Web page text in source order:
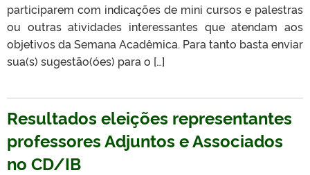
participarem com indicações de mini cursos e palestras
ou outras atividades interessantes que atendam aos
objetivos da Semana Acadêmica. Para tanto basta enviar
sua(s) sugestão(óes) para o […]
Resultados eleições representantes
professores Adjuntos e Associados
no CD/IB